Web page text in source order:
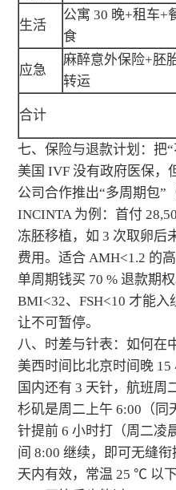
生活
公寓 30 晚+租车+
食
应急
麻醉意外保险+胚
转运
合计
七、保险与退款计划：把
美国 IVF 没有政府医保，
公司合作推出“多周期包”
INCINTA 为例：首付
冻胚移植，如 3 次取卵后
费用。适合 AMH<1.2 的
单周期钱买 70 % 退款期
BMI<32、FSH<10 才能
让不可暂停。
八、时差与针表：如何在
美西时间比北京时间晚
国内还有 3 天针，航班周
杉矶是周二上午 6:00（同
针提前 6 小时打（周二凌
间 8:00 继续，即可无缝
天内有效，常温 25 ℃ 以